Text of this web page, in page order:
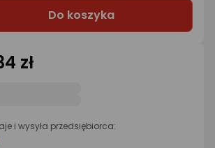
Do koszyka
zł
i wysyła przedsiębiorca: